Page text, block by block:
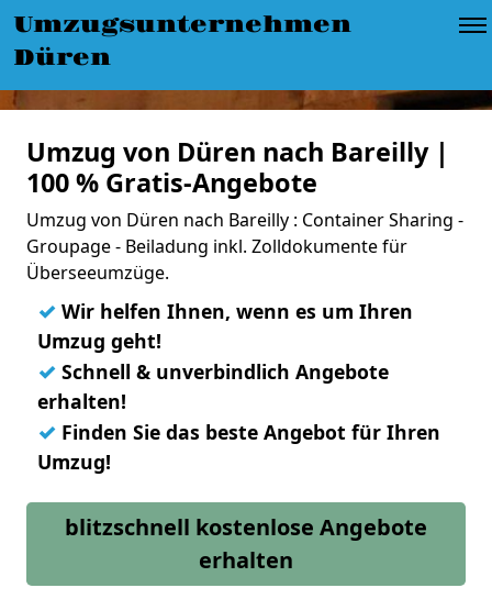
Umzugsunternehmen
Düren
Umzug von Düren nach Bareilly |
100 % Gratis-Angebote
Umzug von Düren nach Bareilly : Container Sharing -
Groupage - Beiladung inkl. Zolldokumente für
Überseeumzüge.
✓ Wir helfen Ihnen, wenn es um Ihren
Umzug geht!
✓ Schnell & unverbindlich Angebote
erhalten!
✓ Finden Sie das beste Angebot für Ihren
Umzug!
blitzschnell kostenlose Angebote
erhalten